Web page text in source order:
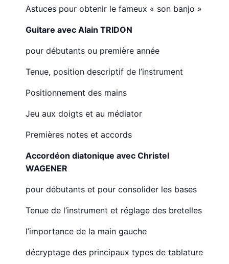
Astuces pour obtenir le fameux « son banjo »
Guitare avec Alain TRIDON
pour débutants ou première année
Tenue, position descriptif de l’instrument
Positionnement des mains
Jeu aux doigts et au médiator
Premières notes et accords
Accordéon diatonique avec Christel
WAGENER
pour débutants et pour consolider les bases
Tenue de l’instrument et réglage des bretelles
l’importance de la main gauche
décryptage des principaux types de tablature